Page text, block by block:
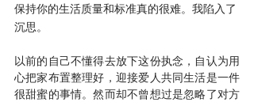
保持你的生活质量和标准真的很难。我陷入了
沉思。
以前的自己不懂得去放下这份执念，自认为用
心把家布置整理好，迎接爱人共同生活是一件
很甜蜜的事情。然而却不曾想过是忽略了对方